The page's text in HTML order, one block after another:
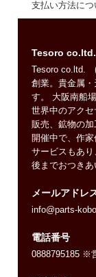
支払い方法につ
Tesoro co.ltd.
Tesoro co.ltd.
創業。貴金属
す。 大阪南船
世界中のアク
販売、鉱物の
開催中で、作
サービスもあ
後までおつきあ
メールアドレ
info@parts-
電話番号
0888795185 ※